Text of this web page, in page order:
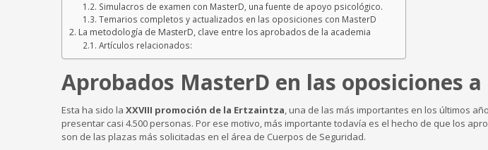
Simulacros de examen con MasterD, una fuente de apoyo psicológico.
Temarios completos y actualizados en las oposiciones con MasterD
La metodología de MasterD, clave entre los aprobados de la academia
Artículos relacionados:
Aprobados MasterD en las oposiciones
Esta ha sido la XXVIII promoción de la Ertzaintza, una de las más importantes en los últimos
presentar casi 4.500 personas. Por ese motivo, más importante todavía es el hecho de que los
son de las plazas más solicitadas en el área de Cuerpos de Seguridad.